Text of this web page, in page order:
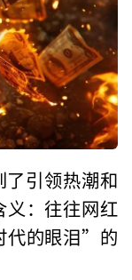
引领热潮和
义：往往网红
代的眼泪”的